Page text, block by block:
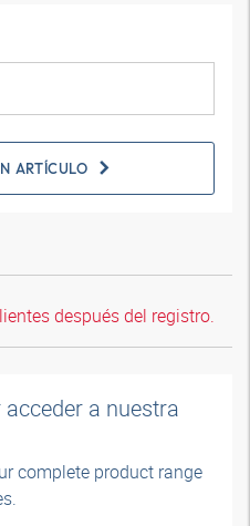
ARTÍCULO
después del registro.
a nuestra
complete product range